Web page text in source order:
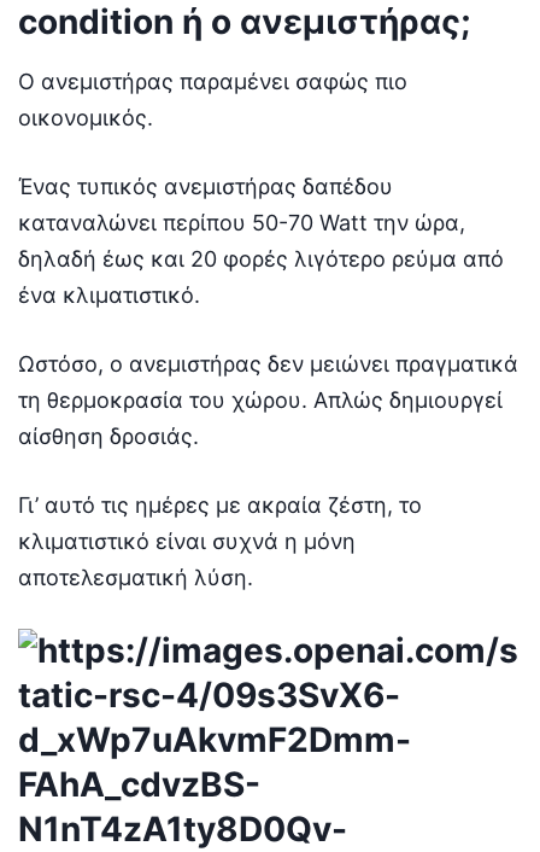
condition ή ο ανεμιστήρας;
Ο ανεμιστήρας παραμένει σαφώς πιο
οικονομικός.
Ένας τυπικός ανεμιστήρας δαπέδου
καταναλώνει περίπου 50-70 Watt την ώρα,
δηλαδή έως και 20 φορές λιγότερο ρεύμα από
ένα κλιματιστικό.
Ωστόσο, ο ανεμιστήρας δεν μειώνει πραγματικά
τη θερμοκρασία του χώρου. Απλώς δημιουργεί
αίσθηση δροσιάς.
Γι’ αυτό τις ημέρες με ακραία ζέστη, το
κλιματιστικό είναι συχνά η μόνη
αποτελεσματική λύση.